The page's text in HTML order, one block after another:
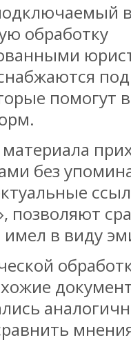
обработку
помогут
без
позволяют
в виду